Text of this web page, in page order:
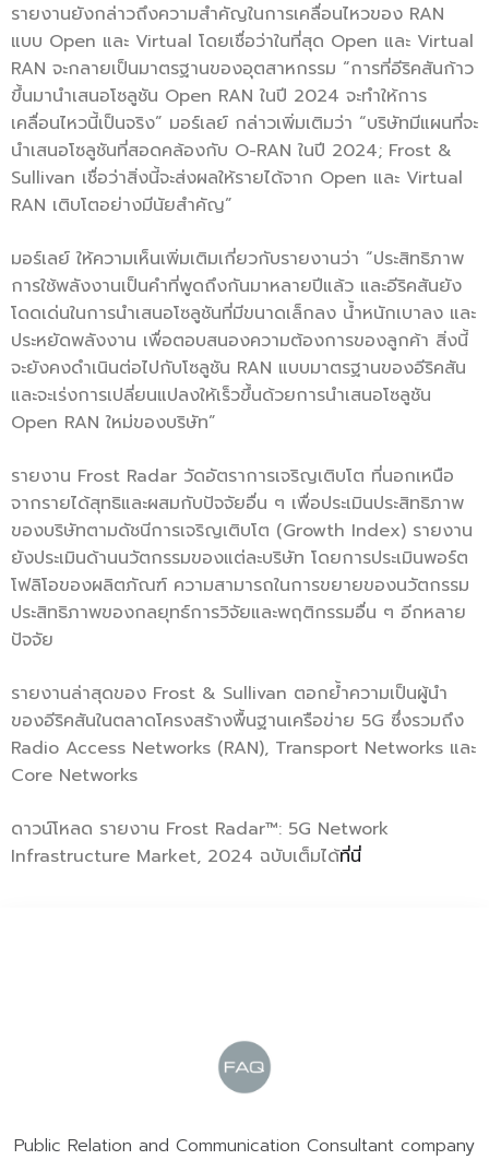
รายงานยังกล่าวถึงความสำคัญในการเคลื่อนไหวของ RAN
แบบ Open และ Virtual โดยเชื่อว่าในที่สุด Open และ Virtual
RAN จะกลายเป็นมาตรฐานของอุตสาหกรรม “การที่อีริคสันก้าว
ขึ้นมานำเสนอโซลูชัน Open RAN ในปี 2024 จะทำให้การ
เคลื่อนไหวนี้เป็นจริง” มอร์เลย์ กล่าวเพิ่มเติมว่า “บริษัทมีแผนที่จะ
นำเสนอโซลูชันที่สอดคล้องกับ O-RAN ในปี 2024; Frost &
Sullivan เชื่อว่าสิ่งนี้จะส่งผลให้รายได้จาก Open และ Virtual
RAN เติบโตอย่างมีนัยสำคัญ”
มอร์เลย์ ให้ความเห็นเพิ่มเติมเกี่ยวกับรายงานว่า “ประสิทธิภาพ
การใช้พลังงานเป็นคำที่พูดถึงกันมาหลายปีแล้ว และอีริคสันยัง
โดดเด่นในการนำเสนอโซลูชันที่มีขนาดเล็กลง น้ำหนักเบาลง และ
ประหยัดพลังงาน เพื่อตอบสนองความต้องการของลูกค้า สิ่งนี้
จะยังคงดำเนินต่อไปกับโซลูชัน RAN แบบมาตรฐานของอีริคสัน
และจะเร่งการเปลี่ยนแปลงให้เร็วขึ้นด้วยการนำเสนอโซลูชัน
Open RAN ใหม่ของบริษัท”
รายงาน Frost Radar วัดอัตราการเจริญเติบโต ที่นอกเหนือ
จากรายได้สุทธิและผสมกับปัจจัยอื่น ๆ เพื่อประเมินประสิทธิภาพ
ของบริษัทตามดัชนีการเจริญเติบโต (Growth Index) รายงาน
ยังประเมินด้านนวัตกรรมของแต่ละบริษัท โดยการประเมินพอร์ต
โฟลิโอของผลิตภัณฑ์ ความสามารถในการขยายของนวัตกรรม
ประสิทธิภาพของกลยุทธ์การวิจัยและพฤติกรรมอื่น ๆ อีกหลาย
ปัจจัย
รายงานล่าสุดของ Frost & Sullivan ตอกย้ำความเป็นผู้นำ
ของอีริคสันในตลาดโครงสร้างพื้นฐานเครือข่าย 5G ซึ่งรวมถึง
Radio Access Networks (RAN), Transport Networks และ
Core Networks
ดาวน์โหลด รายงาน Frost Radar™: 5G Network
Infrastructure Market, 2024 ฉบับเต็มได้ที่นี่
Public Relation and Communication Consultant company